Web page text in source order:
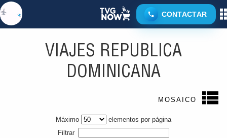
CONTACTAR
REPUBLICA DOMINICANA
VIAJES REPUBLICA
DOMINICANA
MOSAICO
Máximo
elementos por página
Filtrar